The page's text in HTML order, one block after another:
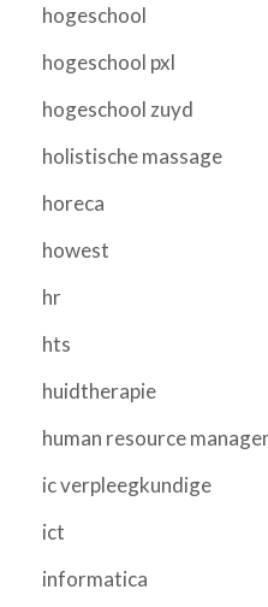
hogeschool
hogeschool pxl
hogeschool zuyd
holistische massage
horeca
howest
hr
hts
huidtherapie
human resource
ic verpleegkundige
ict
informatica